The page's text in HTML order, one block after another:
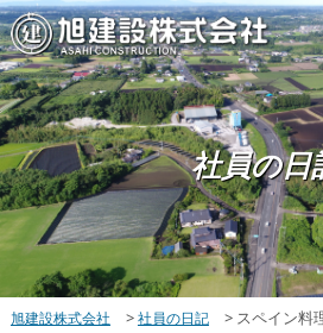
社員の日
旭建設株式会社 > 社員の日記 > スペイン料